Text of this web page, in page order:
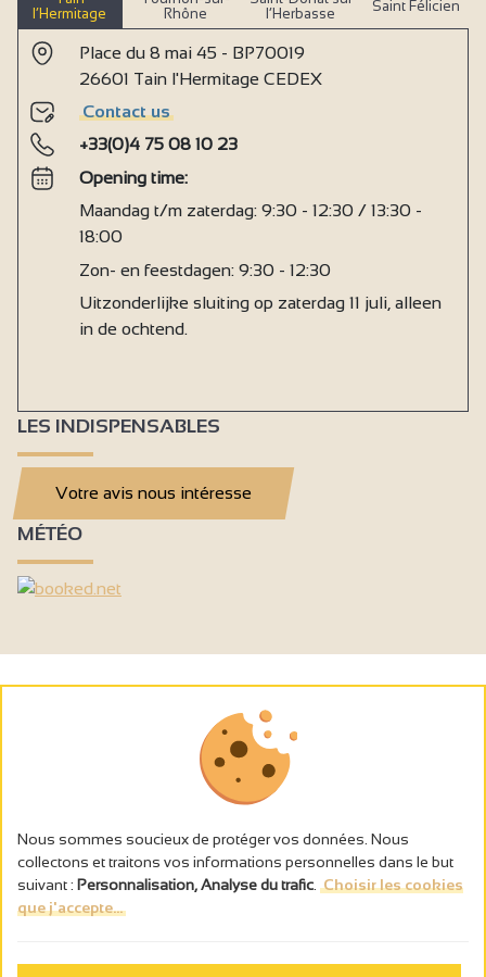
l’Hermitage
Rhône
l’Herbasse
Saint Félicien
Place du 8 mai 45 - BP70019
26601 Tain l'Hermitage CEDEX
Contact us
+33(0)4 75 08 10 23
Opening time:
Maandag t/m zaterdag: 9:30 - 12:30 / 13:30 -
18:00
Zon- en feestdagen: 9:30 - 12:30
Uitzonderlijke sluiting op zaterdag 11 juli, alleen
in de ochtend.
LES INDISPENSABLES
Votre avis nous intéresse
MÉTÉO
L’abus d’alcool est dangereux pour la santé, à consommer avec
Nous sommes soucieux de protéger vos données. Nous
collectons et traitons vos informations personnelles dans le but
suivant : Personnalisation, Analyse du trafic Choisir les cookies
que j'accepte...